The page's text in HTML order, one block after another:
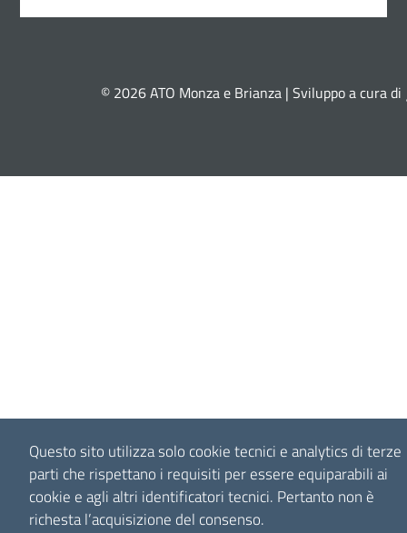
Questo sito utilizza solo cookie tecnici e analytics di terze
parti che rispettano i requisiti per essere equiparabili ai
cookie e agli altri identificatori tecnici. Pertanto non è
richesta l’acquisizione del consenso.
© 2026 ATO Monza e Brianza | Sviluppo a cura di